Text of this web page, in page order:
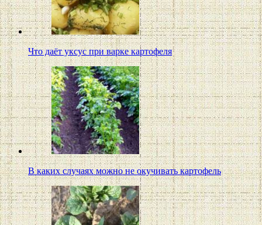
Что даёт уксус при варке картофеля
В каких случаях можно не окучивать картофель